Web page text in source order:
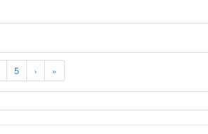
5 › »